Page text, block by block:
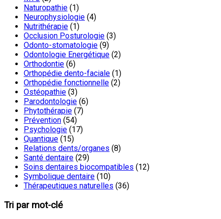
Naturopathie (1)
Neurophysiologie (4)
Nutrithérapie (1)
Occlusion Posturologie (3)
Odonto-stomatologie (9)
Odontologie Energétique (2)
Orthodontie (6)
Orthopédie dento-faciale (1)
Orthopédie fonctionnelle (2)
Ostéopathie (3)
Parodontologie (6)
Phytothérapie (7)
Prévention (54)
Psychologie (17)
Quantique (15)
Relations dents/organes (8)
Santé dentaire (29)
Soins dentaires biocompatibles (12)
Symbolique dentaire (10)
Thérapeutiques naturelles (36)
Tri par mot-clé